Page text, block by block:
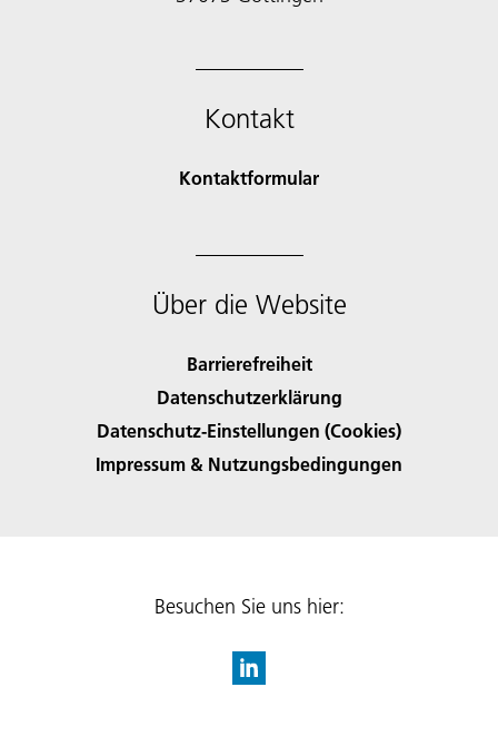
Kontakt
Kontaktformular
Über die Website
Barrierefreiheit
Datenschutzerklärung
Datenschutz-Einstellungen (Cookies)
Impressum & Nutzungsbedingungen
Besuchen Sie uns hier: